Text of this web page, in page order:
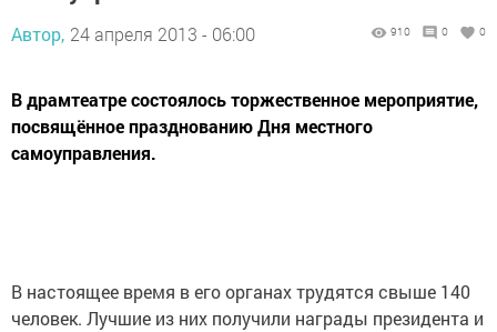
Автор, 24 апреля 2013 - 06:00 910 0 0
В драмтеатре состоялось торжественное мероприятие,
посвящённое празднованию Дня местного
самоуправления.
В настоящее время в его органах трудятся свыше 140
человек. Лучшие из них получили награды президента и